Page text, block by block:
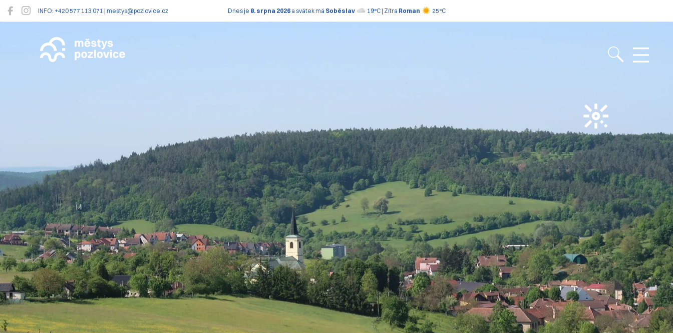
INFO: +420 577 113 071 | mestys@pozlovice.cz Dnes je 8. srpna 2026a svátek má Soběslav 19°C | Zítra Roman 25°C
Pozlovice